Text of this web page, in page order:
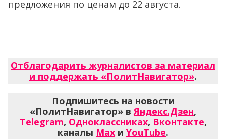
предложения по ценам до 22 августа.
Отблагодарить журналистов за материал
и поддержать «ПолитНавигатор».
Подпишитесь на новости
«ПолитНавигатор» вЯндекс.Дзен,
Telegram, Одноклассниках, Вконтакте,
каналы Max и YouTube.